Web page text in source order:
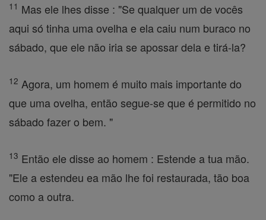
11 Mas ele lhes disse : "Se qualquer um de vocês
aqui só tinha uma ovelha e ela caiu num buraco no
sábado, que ele não iria se apossar dela e tirá-la?
12 Agora, um homem é muito mais importante do
que uma ovelha, então segue-se que é permitido no
sábado fazer o bem. "
13 Então ele disse ao homem : Estende a tua mão.
"Ele a estendeu ea mão lhe foi restaurada, tão boa
como a outra.